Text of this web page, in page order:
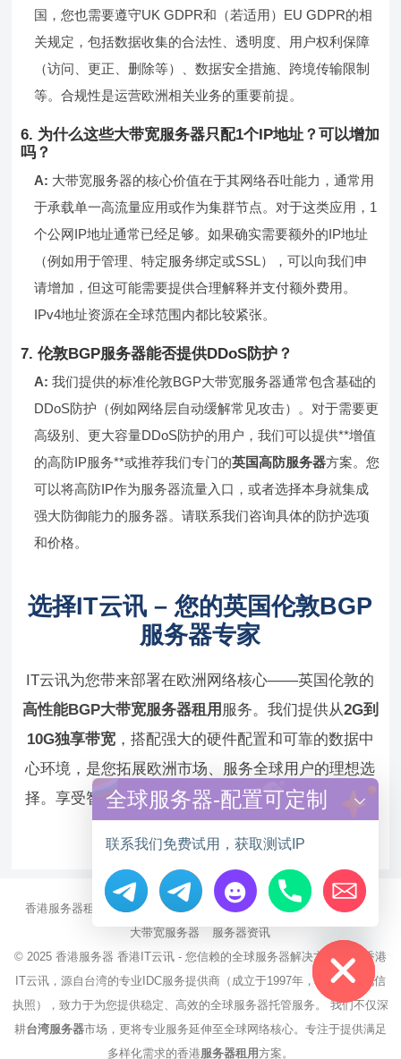
国，您也需要遵守UK GDPR和（若适用）EU GDPR的相
关规定，包括数据收集的合法性、透明度、用户权利保障
（访问、更正、删除等）、数据安全措施、跨境传输限制
等。合规性是运营欧洲相关业务的重要前提。
6. 为什么这些大带宽服务器只配1个IP地址？可以增加
吗？
A: 大带宽服务器的核心价值在于其网络吞吐能力，通常用
于承载单一高流量应用或作为集群节点。对于这类应用，1
个公网IP地址通常已经足够。如果确实需要额外的IP地址
（例如用于管理、特定服务绑定或SSL），可以向我们申
请增加，但这可能需要提供合理解释并支付额外费用。
IPv4地址资源在全球范围内都比较紧张。
7. 伦敦BGP服务器能否提供DDoS防护？
A: 我们提供的标准伦敦BGP大带宽服务器通常包含基础的
DDoS防护（例如网络层自动缓解常见攻击）。对于需要更
高级别、更大容量DDoS防护的用户，我们可以提供**增值
的高防IP服务**或推荐我们专门的英国高防服务器方案。您
可以将高防IP作为服务器流量入口，或者选择本身就集成
强大防御能力的服务器。请联系我们咨询具体的防护选项
和价格。
选择IT云讯 – 您的英国伦敦BGP
服务器专家
IT云讯为您带来部署在欧洲网络核心——英国伦敦的
高性能BGP大带宽服务器租用 服务。我们提供从2G到
10G独享带宽，搭配强大的硬件配置和可靠的数据中
心环境，是您拓展欧洲市场、服务全球用户的理想选
择。享受智能路由、高速稳定、无需备案的便利，立
香港服务器租用 海外CN2服务器 站群多IP服务器
海外云服务器
大带宽服务器
服务器资讯
© 2025 香港服务器 香港IT云讯 - 您信赖的全球服务器解决方案伙伴 香港
IT云讯，源自台湾的专业IDC服务提供商（成立于1997年，持有NCC电信
执照），致力于为您提供稳定、高效的全球服务器托管服务。 我们不仅深
耕台湾服务器市场，更将专业服务延伸至全球网络核心。专注于提供满足
多样化需求的香港 服务器租用方案。
Hide chaty
全球服务器-配置可定制
联系我们免费试用，获取测试IP